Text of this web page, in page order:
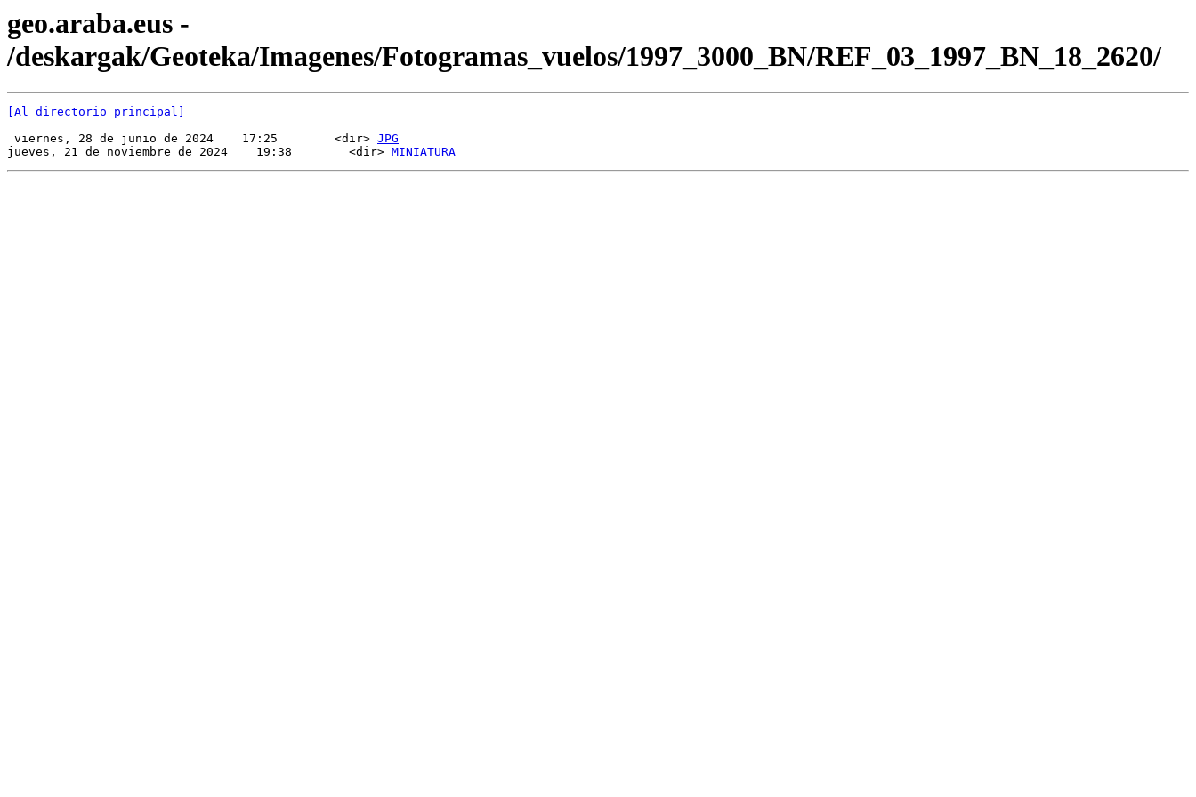
geo.araba.eus -
/deskargak/Geoteka/Imagenes/Fotogramas_vuelos/1997_3000_BN/REF_03_1997_BN_18_2620/
[Al directorio principal]
viernes, 28 de junio de 2024    17:25        <dir> JPG
jueves, 21 de noviembre de 2024    19:38        <dir> MINIATURA